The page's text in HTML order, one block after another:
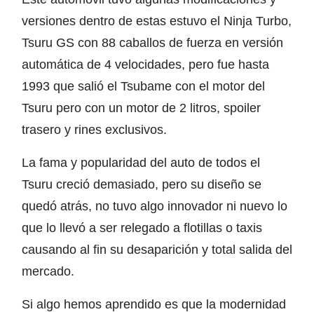
versiones dentro de estas estuvo el Ninja Turbo,
Tsuru GS con 88 caballos de fuerza en versión
automática de 4 velocidades, pero fue hasta
1993 que salió el Tsubame con el motor del
Tsuru pero con un motor de 2 litros, spoiler
trasero y rines exclusivos.
La fama y popularidad del auto de todos el
Tsuru creció demasiado, pero su diseño se
quedó atrás, no tuvo algo innovador ni nuevo lo
que lo llevó a ser relegado a flotillas o taxis
causando al fin su desaparición y total salida del
mercado.
Si algo hemos aprendido es que la modernidad